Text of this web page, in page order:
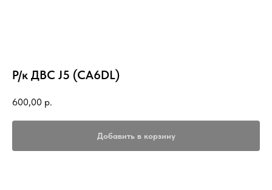
Р/к ДВС J5 (CA6DL)
600,00 р.
Добавить в корзину